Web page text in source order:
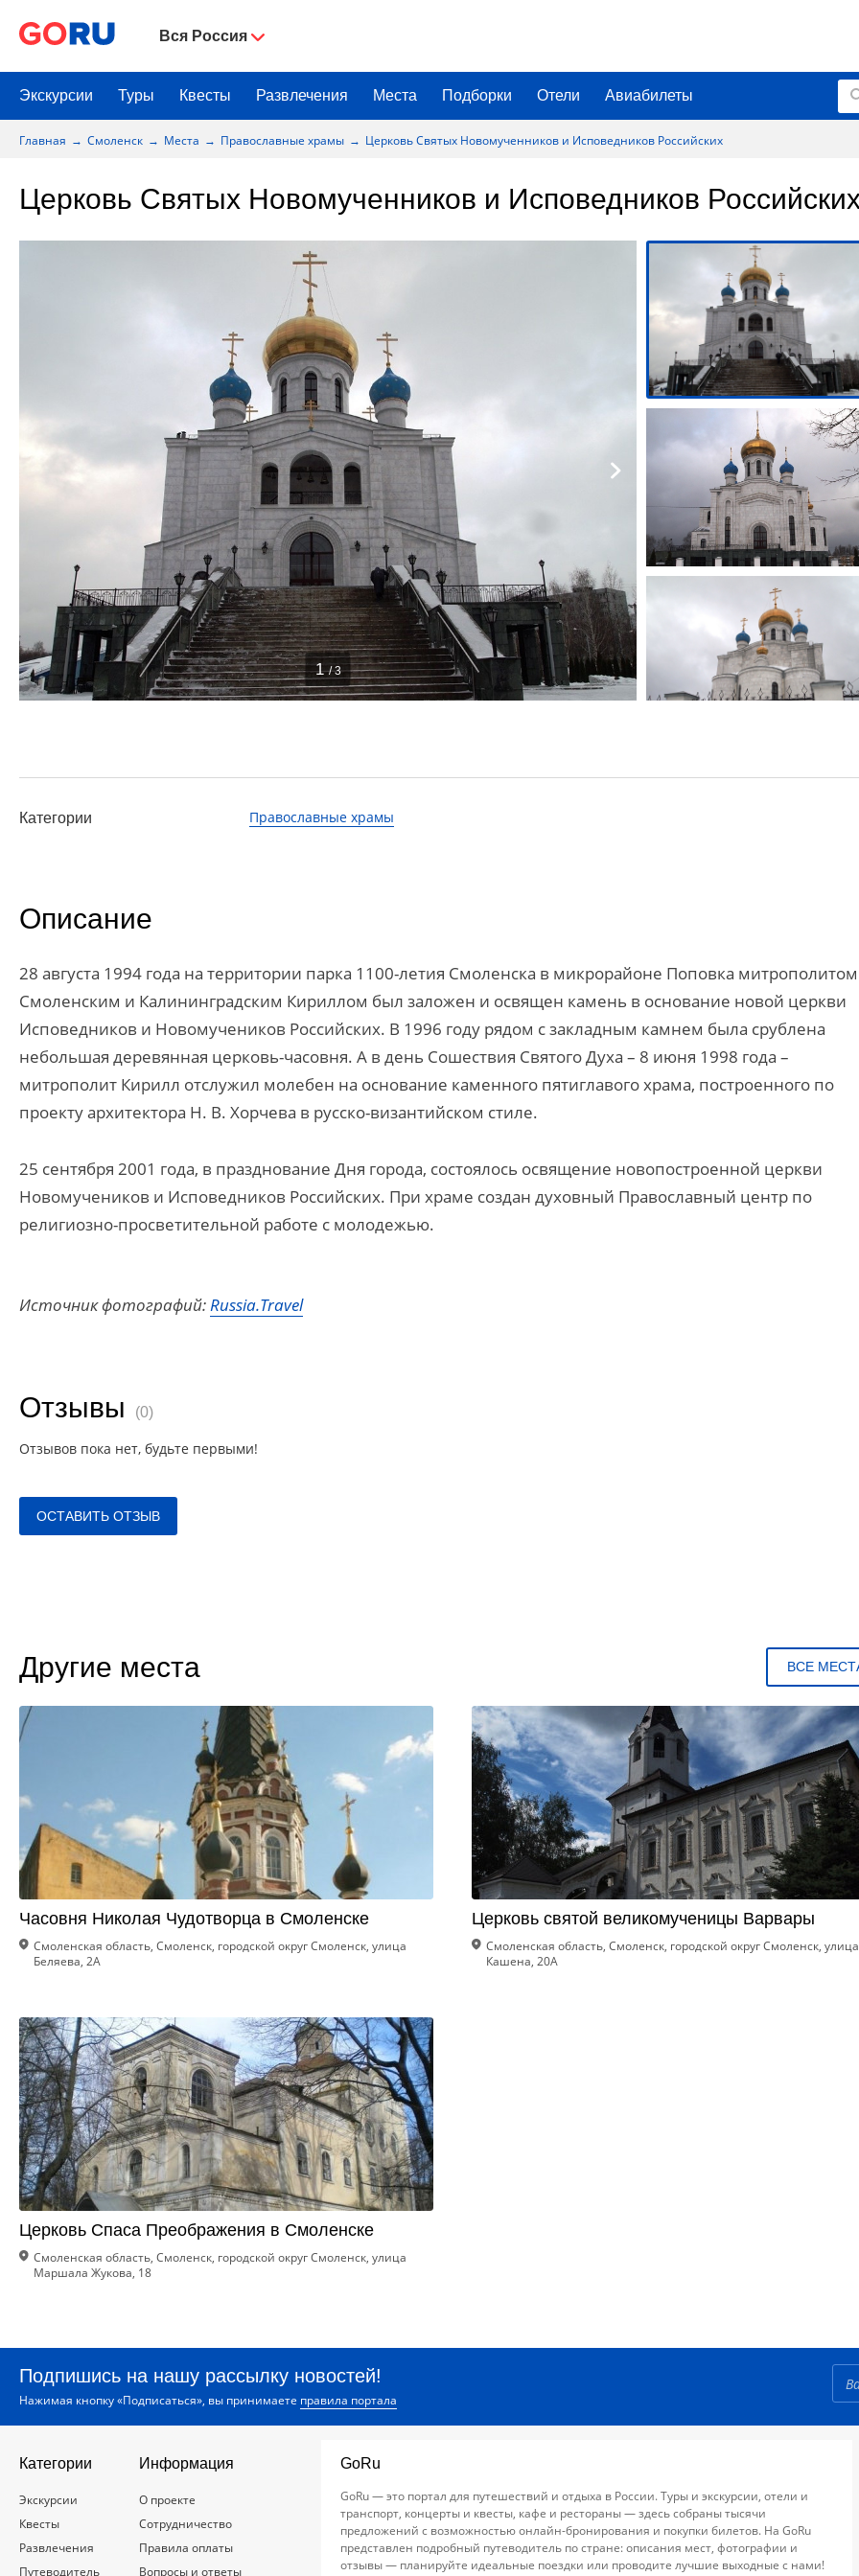
Вся Россия
Экскурсии Туры Квесты Развлечения Места Подборки Отели Авиабилеты
Главная Смоленск Места Православные храмы Церковь Святых Новомученников и Исповедников Российских
Церковь Святых Новомученников и Исповедников
1 / 3
Категории Православные храмы
Описание
28 августа 1994 года на территории парка 1100-летия Смоленска в микрорайоне Поповка митрополитом
Смоленским и Калининградским Кириллом был заложен и освящен камень в основание новой церкви
Исповедников и Новомучеников Российских. В 1996 году рядом с закладным камнем была срублена
небольшая деревянная церковь-часовня. А в день Сошествия Святого Духа – 8 июня 1998 года –
митрополит Кирилл отслужил молебен на основание каменного пятиглавого храма, построенного по
проекту архитектора Н. В. Хорчева в русско-византийском стиле.
25 сентября 2001 года, в празднование Дня города, состоялось освящение новопостроенной церкви
Новомучеников и Исповедников Российских. При храме создан духовный Православный центр по
религиозно-просветительной работе с молодежью.
Источник фотографий:Russia.Travel
Отзывы (0)
Отзывов пока нет, будьте первыми!
ОСТАВИТЬ ОТЗЫВ
Другие места ВСЕ
Часовня Николая Чудотворца в Смоленске
Смоленская область, Смоленск, городской округ Смоленск, улица
Беляева, 2А
Церковь святой великомученицы Варвары
Смоленская область, Смоленск, городской округ Смоленск, улица
Кашена, 20А
Церковь Спаса Преображения в Смоленске
Смоленская область, Смоленск, городской округ Смоленск, улица
Маршала Жукова, 18
Подпишись на нашу рассылку новостей!
Нажимая кнопку «Подписаться», вы принимаете правила портала
Категории
Экскурсии
Квесты
Развлечения
Путеводитель
Информация
О проекте
Сотрудничество
Правила оплаты
Вопросы и ответы
GoRu
GoRu — это портал для путешествий и отдыха в России. Туры и экскурсии, отели и
транспорт, концерты и квесты, кафе и рестораны — здесь собраны тысячи
предложений с возможностью онлайн-бронирования и покупки билетов. На GoRu
представлен подробный путеводитель по стране: описания мест, фотографии и
отзывы — планируйте идеальные поездки или проводите лучшие выходные с нами!